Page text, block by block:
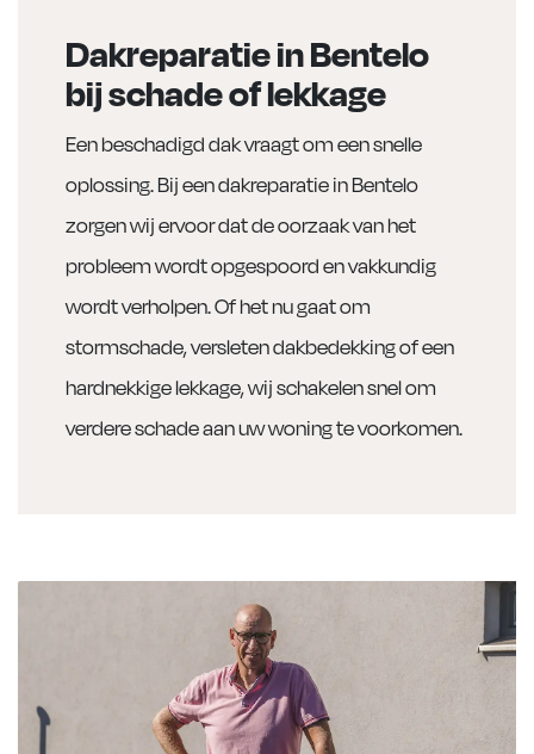
Dakreparatie in Bentelo
bij schade of lekkage
Een beschadigd dak vraagt om een snelle
oplossing. Bij een dakreparatie in Bentelo
zorgen wij ervoor dat de oorzaak van het
probleem wordt opgespoord en vakkundig
wordt verholpen. Of het nu gaat om
stormschade, versleten dakbedekking of een
hardnekkige lekkage, wij schakelen snel om
verdere schade aan uw woning te voorkomen.